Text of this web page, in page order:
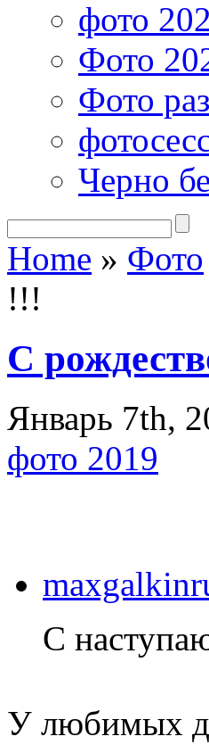
фото
Фото
Фото
Черно
Home » Фото
!!!
С
Январь 7th,
фото 2019
С
У любимых